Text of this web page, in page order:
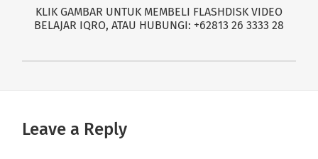
KLIK GAMBAR UNTUK MEMBELI FLASHDISK VIDEO
BELAJAR IQRO, ATAU HUBUNGI: +62813 26 3333 28
Leave a Reply